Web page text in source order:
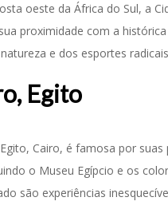
oeste da África do Sul, a
proximidade com a
e dos esportes
Egito
Cairo, é famosa por
o Museu Egípcio e os
são experiências